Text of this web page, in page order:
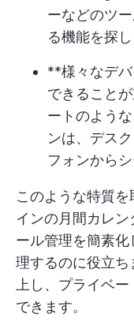
ーなどのツ
る機能を探し
**様々なデ
できること
ートのよう
ンは、デス
フォンから
このような特質
インの月間カレ
ール管理を簡素
理するのに役立ち
上し、プライベ
できます。